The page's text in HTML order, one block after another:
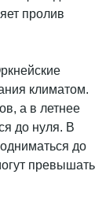
пролив
климатом.
а в летнее
до нуля. В
до
превышать